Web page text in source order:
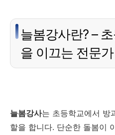
늘봄강사란? –
을 이끄는 전문가
늘봄강사는 초등학교에서 방
할을 합니다. 단순한 돌봄이